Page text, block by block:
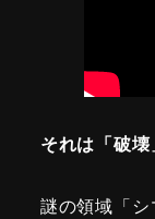
それは「破壊
謎の領域「シ